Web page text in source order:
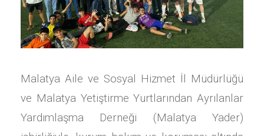
Malatya Aile ve Sosyal Hizmet İl Müdürlüğü
ve Malatya Yetiştirme Yurtlarından Ayrılanlar
Yardımlaşma Derneği (Malatya Yader)